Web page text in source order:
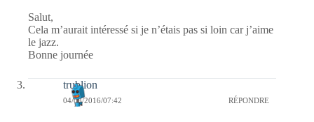
Salut,
Cela m’aurait intéressé si je n’étais pas si loin car j’aime
le jazz.
Bonne journée
trublion
04/08/2016/07:42 RÉPONDRE